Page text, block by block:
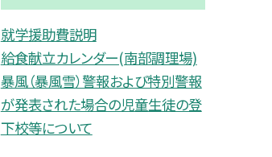
就学援助費説明
給食献立カレンダー(南部調理場)
暴風（暴風雪）警報および特別警報
が発表された場合の児童生徒の登
下校等について